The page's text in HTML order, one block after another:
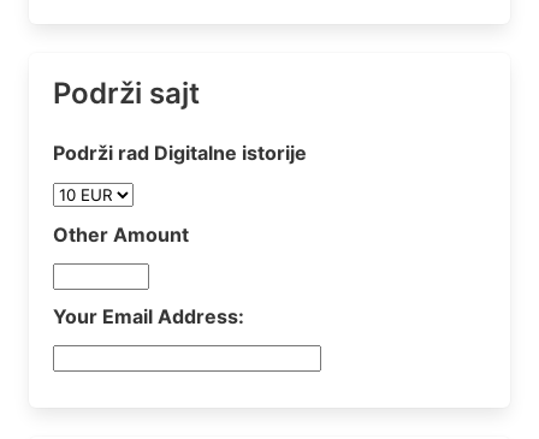
Podrži sajt
Podrži rad Digitalne istorije
Other Amount
Your Email Address: